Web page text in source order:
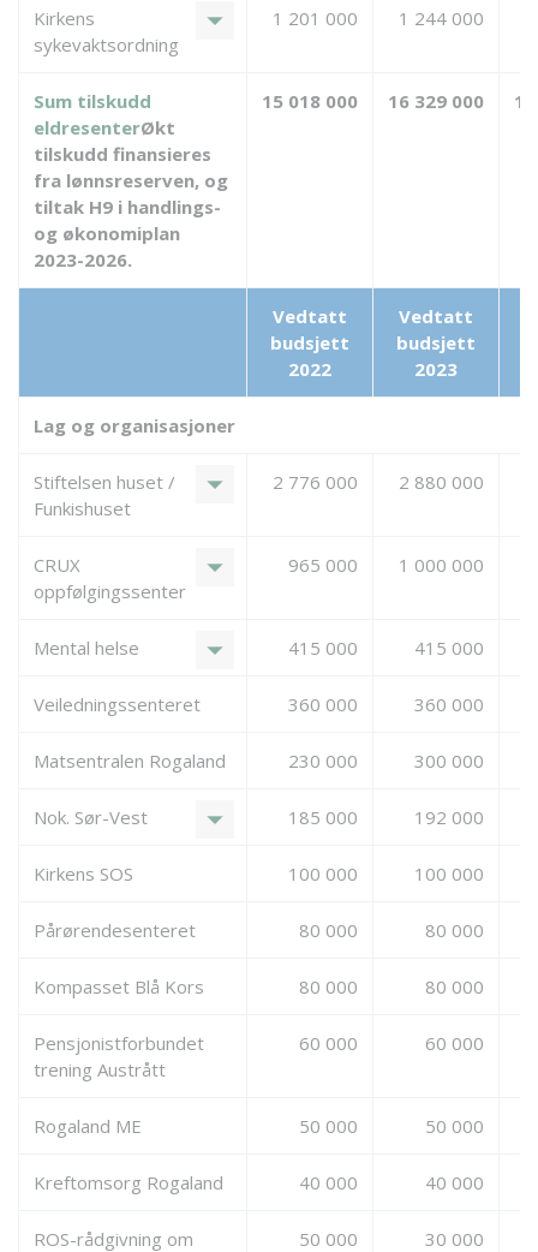
Kirkens
sykevaktsordning
arrow_drop_down 1 201 000 1 244 000
Sum tilskudd
eldresenterØkt
tilskudd finansieres
fra lønnsreserven, og
tiltak H9 i handlings-
og økonomiplan
2023-2026.
15 018 000 16 329 000 1
Vedtatt
budsjett
2022
Vedtatt
budsjett
2023
Lag og organisasjoner
Stiftelsen huset /
Funkishuset
arrow_drop_down 2 776 000 2 880 000
CRUX
oppfølgingssenter
arrow_drop_down 965 000 1 000 000
Mental helse arrow_drop_down 415 000 415 000
Veiledningssenteret 360 000 360 000
Matsentralen Rogaland 230 000 300 000
Nok. Sør-Vest arrow_drop_down 185 000 192 000
Kirkens SOS 100 000 100 000
Pårørendesenteret 80 000 80 000
Kompasset Blå Kors 80 000 80 000
Pensjonistforbundet
trening Austrått
60 000 60 000
Rogaland ME 50 000 50 000
Kreftomsorg Rogaland 40 000 40 000
ROS-rådgivning om
50 000 30 000